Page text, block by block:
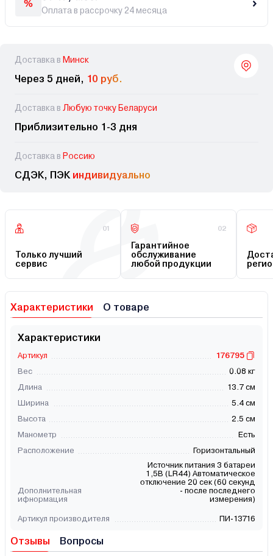
Оплата в рассрочку 24 месяца
Доставка в Минск
Через 5 дней, 10 руб.
Доставка в Любую точку Беларуси
Приблизительно 1-3 дня
Доставка в Россию
СДЭК, ПЭК индивидуально
01
Только лучший
сервис
02
Гарантийное
обслуживание
любой продукции
Характеристики О товаре
Характеристики
Артикул
176795
Вес
0.08 кг
Длина
13.7 см
Ширина
5.4 см
Высота
2.5 см
Манометр
Есть
Расположение
Горизонтальный
Дополнительная
ифнормация
Источник питания 3 батареи
1,5В (LR44) Автоматическое
отключение 20 сек (60 секунд
- после последнего
измерения)
Артикул производителя ПИ-13716
Отзывы Вопросы